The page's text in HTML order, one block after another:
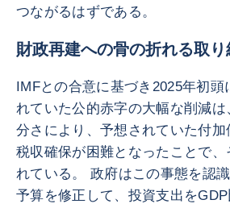
つながるはずである。
財政再建への骨の折れる取り
IMFとの合意に基づき2025年初頭
れていた公的赤字の大幅な削減
分さにより、予想されていた付加
税収確保が困難となったことで、
れている。 政府はこの事態を認
予算を修正して、投資支出を